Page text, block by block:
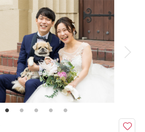
ン
撮影日の空き
を確認する
新婦衣装1着
ヘアメイク 小物一式
データ 50 カット 台紙付写真
会食 挙式
家族用衣装レンタル ペットと撮影
その他含むもの
費が発生する場合は実費となりますので予めご了
料金なし♪クチュールナオコだから叶う＊上質で豊
洋装でファミリーフォトウエディング